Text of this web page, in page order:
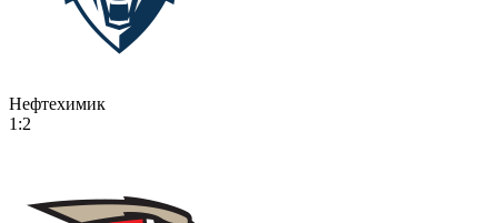
Нефтехимик
1:2